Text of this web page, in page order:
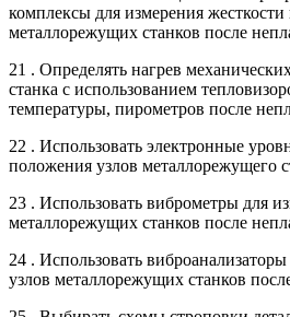
комплексы для измерения
металлорежущих станков после
21 . Определять нагрев
станка с использованием
температуры, пирометров после
22 . Использовать электронные
положения узлов металлорежущего
23 . Использовать виброметры для
металлорежущих станков после
24 . Использовать
узлов металлорежущих станков